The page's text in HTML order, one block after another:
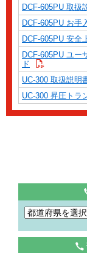
DCF-605PU 取扱
DCF-605PU お手
DCF-605PU 安全
DCF-605PU ユー
ド
UC-300 取扱説明
UC-300 昇圧トラ